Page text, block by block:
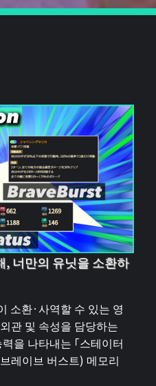
, 너만의 유닛을 소환하
소환·사역할 수 있는 영
관 및 속성을 담당하는
을 나타내는 「스테이터
레이브 버스트) 메모리